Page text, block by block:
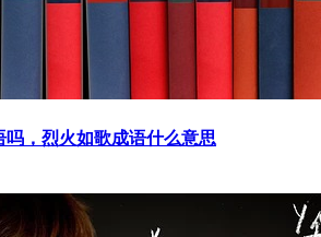
吗，烈火如歌成语什么意思